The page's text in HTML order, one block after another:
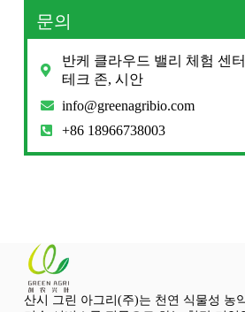
문의
반케 클라우드 밸리 체험 센
테크 존, 시안
info@greenagribio.com
+86 18966738003
산시 그린 아그리(주)는 천연 식물성 농